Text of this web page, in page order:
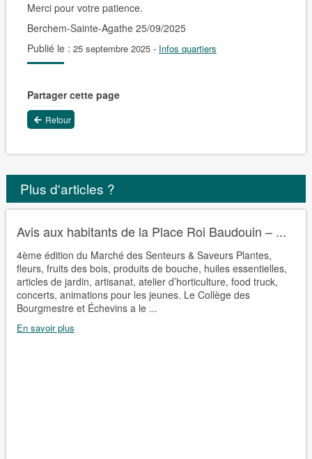
Merci pour votre patience.
Berchem-Sainte-Agathe 25/09/2025
Publié le : 25 septembre 2025 - Infos quartiers
Partager cette page
Retour
Plus d'articles ?
Avis aux habitants de la Place Roi Baudouin – ...
4ème édition du Marché des Senteurs & Saveurs Plantes,
fleurs, fruits des bois, produits de bouche, huiles essentielles,
articles de jardin, artisanat, atelier d’horticulture, food truck,
concerts, animations pour les jeunes. Le Collège des
Bourgmestre et Échevins a le ...
En savoir plus